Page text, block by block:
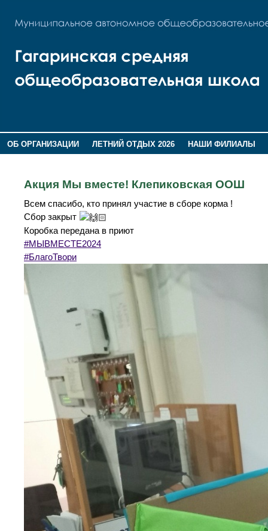
ОБ ОРГАНИЗАЦИИ ЛЕТНИЙ ОТДЫХ 2026
НАШИ ФИЛИАЛЫ
Акция Мы вместе! Клепиковская ООШ
Всем спасибо, кто принял участие в сборе корма !
Сбор закрыт
Коробка передана в приют
#МЫВМЕСТЕ2024
#БлагоТвори